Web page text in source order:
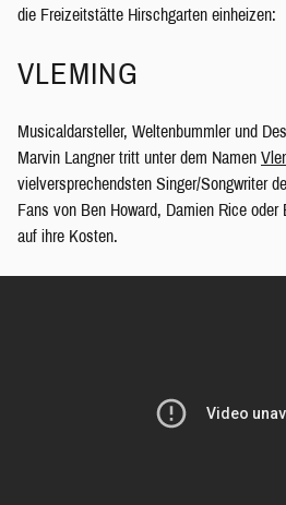
die Freizeitstätte Hirschgarten einheizen:
VLEMING
Musicaldarsteller, Weltenbummler und
Marvin Langner tritt unter dem Namen
vielversprechendsten Singer/Songwriter
Fans von Ben Howard, Damien Rice oder
auf ihre Kosten.